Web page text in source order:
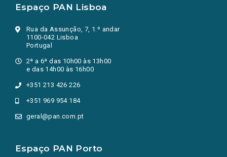
Espaço PAN Lisboa
Rua da Assunção, 7, 1.º andar
1100-042 Lisboa
Portugal
2ª a 6ª das 10h00 às 13h00
e das 14h00 às 16h00
+351 213 426 226
+351 969 954 184
geral@pan.com.pt
Espaço PAN Porto